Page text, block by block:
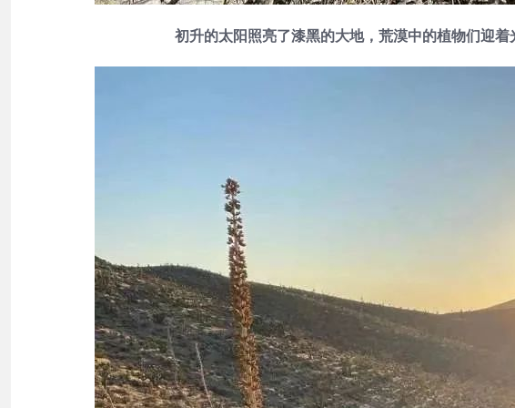
初升的太阳照亮了漆黑的大地，荒漠中的植物们迎着